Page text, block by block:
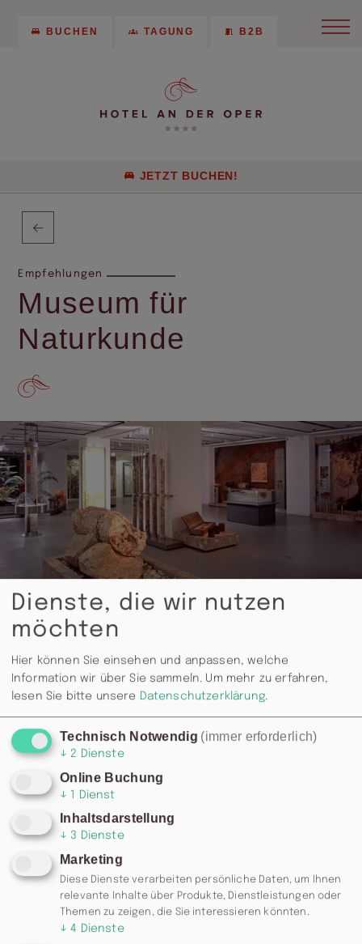
BUCHEN TAGUNG B2B
JETZT BUCHEN!
Empfehlungen
Museum für
Naturkunde
Vor 291 Mio. Jahren herrschte dicke Luft in
Chemnitz, als ein Vulkanausbruch die Region unter
einer massiven Ascheschicht begrub. Darunter
zahllose Ur-Saurier, Tausendfüßer und mittlerweile
ausgestorbenen Bäume, die durch Verkieselung
zu Stein erstarrten. Bei mehrfachen Funden
ausgegraben und im
ausgestellt, gehört der Versteinerte Wald zu den
ältesten Naturdenkmälern überhaupt.
Verschiedene Mineralien und Kristalle, ein
Insektarium und wechselnde
Sonderausstellungen runden die in Stein
Dienste, die wir nutzen
möchten
Hier können Sie einsehen und anpassen, welche
Information wir über Sie sammeln. Um mehr zu erfahren,
lesen Sie bitte unsere Datenschutzerklärung.
Technisch Notwendig (immer erforderlich)
↓ 2 Dienste
Online Buchung
↓ 1 Dienst
Inhaltsdarstellung
↓ 3 Dienste
Marketing
Diese Dienste verarbeiten persönliche Daten, um Ihnen
relevante Inhalte über Produkte, Dienstleistungen oder
Themen zu zeigen, die Sie interessieren könnten.
↓ 4 Dienste